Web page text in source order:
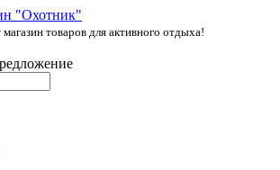
товаров для активного отдыха!